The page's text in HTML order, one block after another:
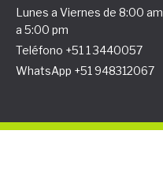
Lunes a Viernes de 8:00 am
a 5:00 pm
Teléfono +51 1 3440057
WhatsApp +51 948312067